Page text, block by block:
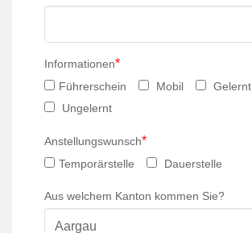
Informationen*
Führerschein Mobil
Gelernt
Ungelernt
Anstellungswunsch*
Temporärstelle Dauerstelle
Aus welchem Kanton kommen Sie?